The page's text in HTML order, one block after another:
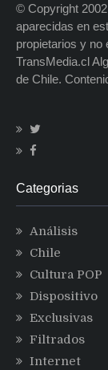
© Copyright
aparecidas en
propietarios y no
TransMedia.cl
de Chile.
Categorias
Análisis
Chile
Cultura POP
Dispositivo
Exclusivas
Filtrados
Internet